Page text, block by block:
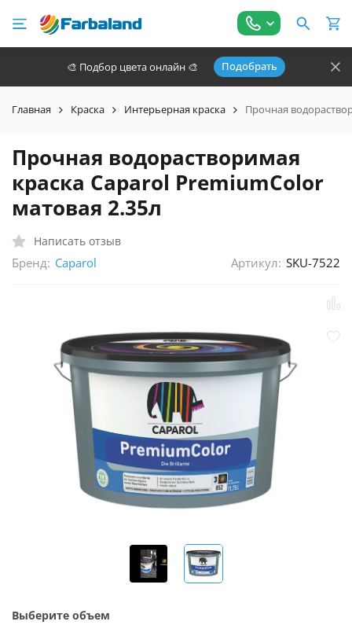
🎨 Подбор цвета онлайн 🎨 Подобрать
Главная Краска Интерьерная краска Прочная
Прочная водорастворимая
краска Caparol PremiumColor
матовая 2.35л
Написать отзыв
Бренд: Caparol Артикул: SKU-7522
Выберите объем